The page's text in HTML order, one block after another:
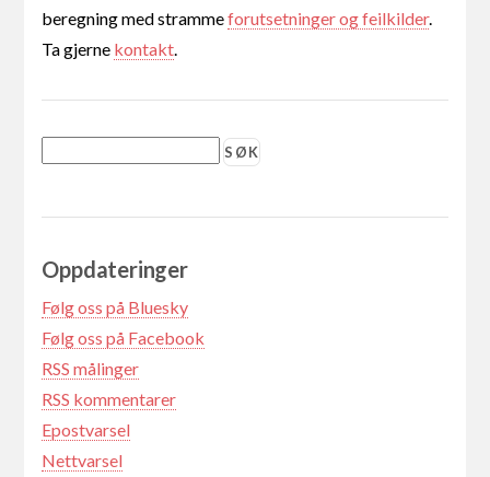
beregning med strammeforutsetninger og feilkilder.
Ta gjerne kontakt.
Oppdateringer
Følg oss på Bluesky
Følg oss på Facebook
RSS målinger
RSS kommentarer
Epostvarsel
Nettvarsel